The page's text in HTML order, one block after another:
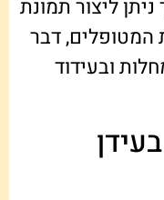
ליצור תמונת
המטופלים, דבר
ובעידוד